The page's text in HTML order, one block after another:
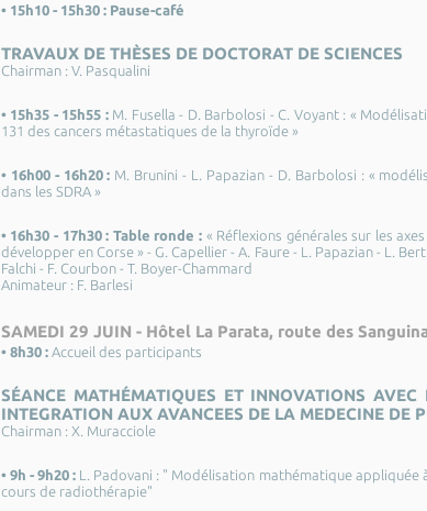
• 15h10 - 15h30 : Pause-café
TRAVAUX DE THÈSES DE DOCTORAT DE SCIENCES
Chairman : V. Pasqualini
• 15h35 - 15h55 : M. Fusella - D. Barbolosi - C. Voyant : «
131 des cancers métastatiques de la thyroïde »
• 16h00 - 16h20 : M. Brunini - L. Papazian - D. Barbolosi : «
dans les SDRA »
• 16h30 - 17h30 : Table ronde :« Réflexions générales sur les
développer en Corse » - G. Capellier - A. Faure - L. Papazian - L.
Falchi - F. Courbon - T. Boyer-Chammard
Animateur : F. Barlesi
SAMEDI 29 JUIN - Hôtel La Parata, route des
• 8h30 :Accueil des participants
SÉANCE MATHÉMATIQUES ET INNOVATIONS AVEC
INTEGRATION AUX AVANCEES DE LA MEDECINE DE
Chairman : X. Muracciole
• 9h - 9h20 : L. Padovani : " Modélisation mathématique appliquée
cours de radiothérapie"